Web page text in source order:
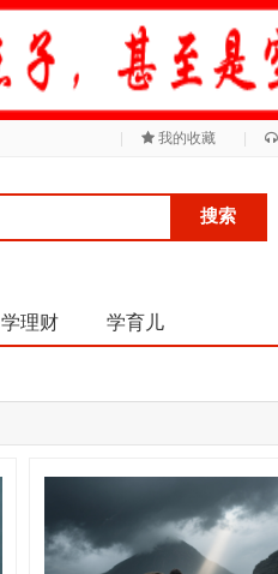
我的收藏
搜索
学理财 学育儿